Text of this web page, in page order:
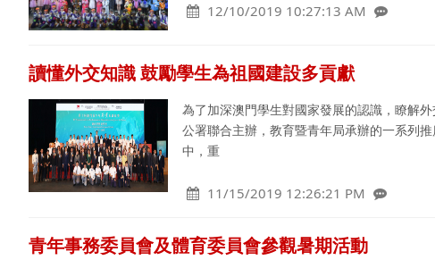
12/10/2019 10:27:13 AM
讀懂外交知識 鼓勵學生為祖國建設多貢獻
為了加深澳門學生對國家發展的認識，瞭解
公署聯合主辦，教育暨青年局承辦的一系列
中，重
11/15/2019 12:26:21 PM
青年事務委員會及體育委員會參觀暑期活動